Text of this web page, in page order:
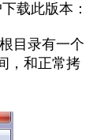
载此版本：
目录有一个
，和正常拷